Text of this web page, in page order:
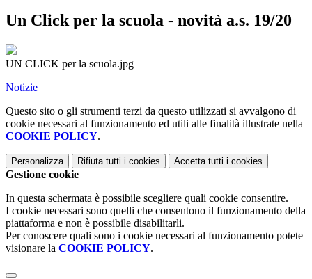
Un Click per la scuola - novità a.s. 19/20
UN CLICK per la scuola.jpg
Notizie
Questo sito o gli strumenti terzi da questo utilizzati si avvalgono di
cookie necessari al funzionamento ed utili alle finalità illustrate nella
COOKIE POLICY.
Personalizza Rifiuta tutti i cookies Accetta tutti i cookies
Gestione cookie
In questa schermata è possibile scegliere quali cookie consentire.
I cookie necessari sono quelli che consentono il funzionamento della
piattaforma e non è possibile disabilitarli.
Per conoscere quali sono i cookie necessari al funzionamento potete
visionare la COOKIE POLICY.